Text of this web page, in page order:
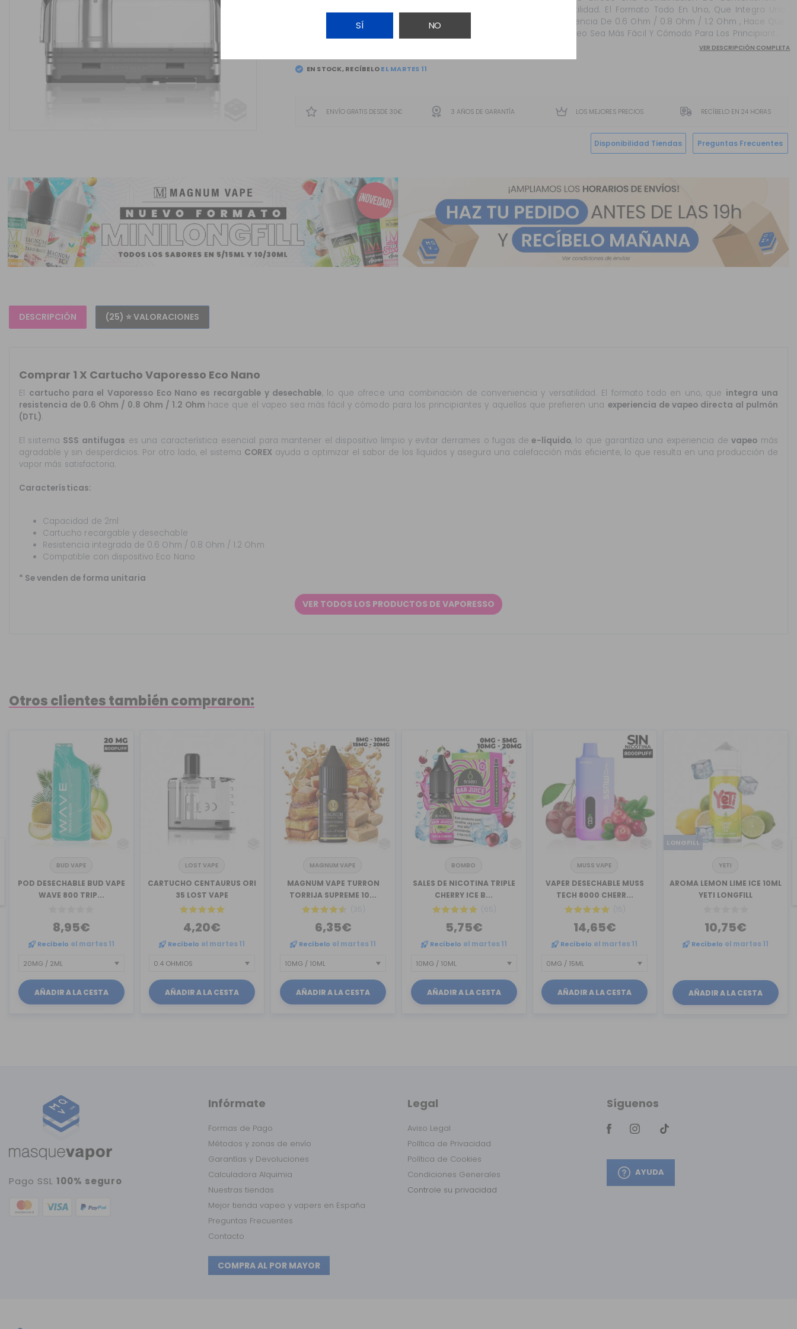
SÍ NO
EN STOCK, RECÍBELO
Versatilidad. El Formato Todo En Uno, Que Integra Una
Resistencia De 0.6 Ohm / 0.8 Ohm / 1.2 Ohm , Hace Que
El Vapeo Sea Más Fácil Y Cómodo Para Los Principiantes
Directa Al Pulmón (...
VER DESCRIPCIÓN COMPLETA
ENVÍO GRATIS DESDE 30€ 3 AÑOS DE GARANTÍA LOS MEJORES PRECIOS RECÍBELO EN 24 HORAS
Disponibilidad Tiendas Preguntas Frecuentes
DESCRIPCIÓN (25) ⭐ VALORACIONES
Comprar 1 X Cartucho Vaporesso Eco Nano
El cartucho para el Vaporesso Eco Nano es recargable y desechable, lo que ofrece una combinación de conveniencia y versatilidad. El formato todo en uno, que integra una
resistencia de 0.6 Ohm / 0.8 Ohm / 1.2 Ohm hace que el vapeo sea más fácil y cómodo para los principiantes y aquellos que prefieren una experiencia de vapeo directa al pulmón
(DTL).
El sistema SSS antifugas es una característica esencial para mantener el dispositivo limpio y evitar derrames o fugas de e-líquido, lo que garantiza una experiencia devapeo más
agradable y sin desperdicios. Por otro lado, el sistema COREX ayuda a optimizar el sabor de los líquidos y asegura una calefacción más eficiente, lo que resulta en una producción de
vapor más satisfactoria.
Características:
Capacidad de 2ml
Cartucho recargable y desechable
Resistencia integrada de 0.6 Ohm / 0.8 Ohm / 1.2 Ohm
Compatible con dispositivo Eco Nano
* Se venden de forma unitaria
VER TODOS LOS PRODUCTOS DE VAPORESSO
Otros clientes también compraron:
BUD VAPE
POD DESECHABLE BUD VAPE
WAVE 800 TRIP...
8,95€
Recíbelo el martes 11
AÑADIR A LA CESTA
LOST VAPE
CARTUCHO CENTAURUS ORI
35 LOST VAPE
4,20€
Recíbelo el martes 11
AÑADIR A LA CESTA
MAGNUM VAPE
MAGNUM VAPE TURRON
TORRIJA SUPREME 10...
(35)
6,35€
Recíbelo el martes 11
AÑADIR A LA CESTA
BOMBO
SALES DE NICOTINA TRIPLE
CHERRY ICE B...
(65)
5,75€
Recíbelo el martes 11
AÑADIR A LA CESTA
MUSS VAPE
VAPER DESECHABLE MUSS
TECH 8000 CHERR...
(15)
14,65€
Recíbelo el martes 11
AÑADIR A LA CESTA
LONGFILL
YETI
AROMA LEMON LIME ICE 10ML
YETI LONGFILL
10,75€
Recíbelo el martes 11
AÑADIR A LA CESTA
Pago SSL 100% seguro
Infórmate
Formas de Pago
Métodos y zonas de envío
Garantías y Devoluciones
Calculadora Alquimia
Nuestras tiendas
Mejor tienda vapeo y vapers en España
Preguntas Frecuentes
Contacto
COMPRA AL POR MAYOR
Legal
Aviso Legal
Política de Privacidad
Política de Cookies
Condiciones Generales
Controle su privacidad
Síguenos
AYUDA